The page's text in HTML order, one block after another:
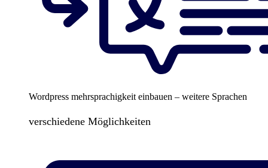
Wordpress mehrsprachigkeit einbauen – weitere Sprachen
verschiedene Möglichkeiten